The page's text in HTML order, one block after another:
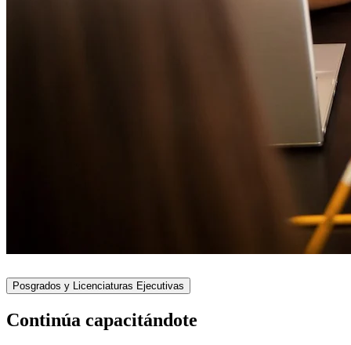
Posgrados y Licenciaturas Ejecutivas
Continúa capacitándote